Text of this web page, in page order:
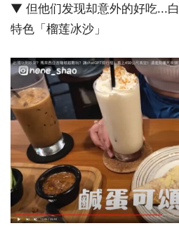
▼ 但他们发现却意外的好吃...
特色「榴莲冰沙」